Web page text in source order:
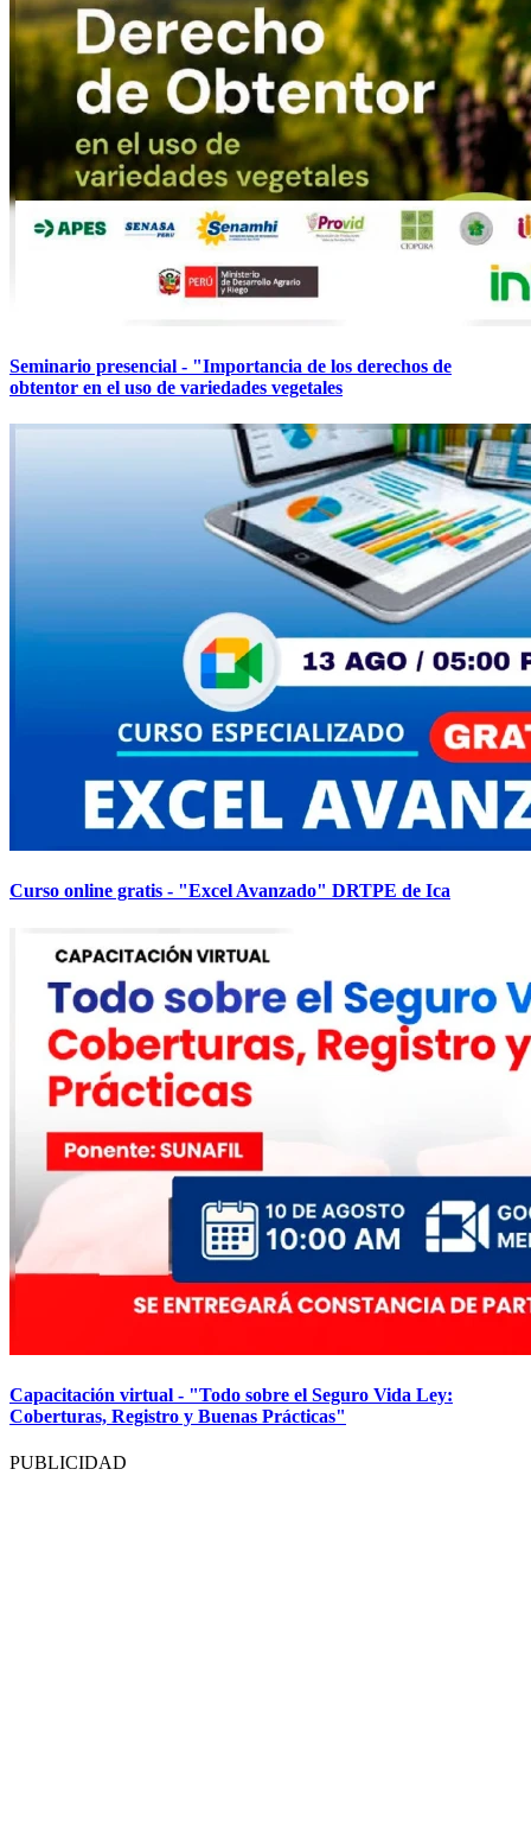
Seminario presencial - "Importancia de los derechos de
obtentor en el uso de variedades vegetales
Curso online gratis - "Excel Avanzado" DRTPE de Ica
Capacitación virtual - "Todo sobre el Seguro Vida Ley:
Coberturas, Registro y Buenas Prácticas"
PUBLICIDAD